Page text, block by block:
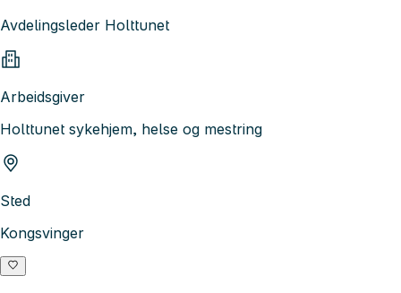
Avdelingsleder Holttunet
Arbeidsgiver
Holttunet sykehjem, helse og mestring
Sted
Kongsvinger